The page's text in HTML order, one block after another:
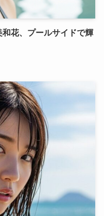
花、プールサイドで輝